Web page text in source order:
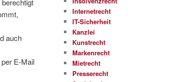
auch
E-Mail
Internetrecht
IT-Sicherheit
Kanzlei
Kunstrecht
Markenrecht
Mietrecht
Presserecht